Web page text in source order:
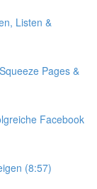
Listen &
Pages &
Facebook
(8:57)